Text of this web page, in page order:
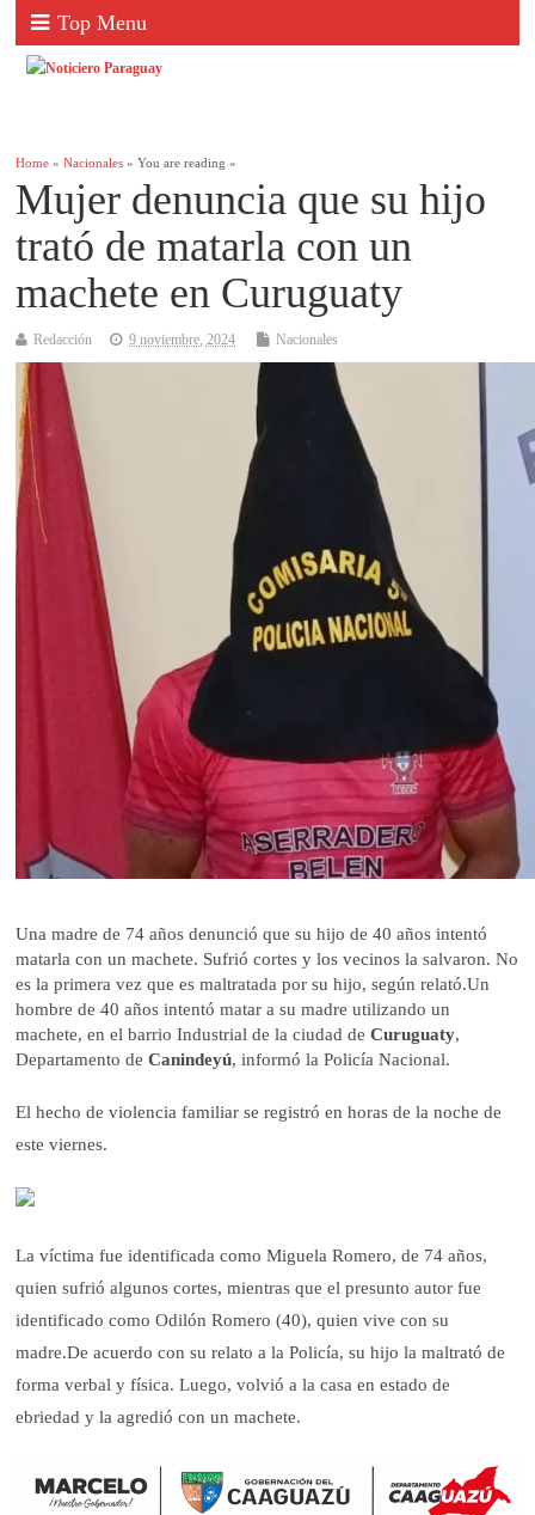
Top Menu
Home »Nacionales » You are reading »
Mujer denuncia que su hijo
trató de matarla con un
machete en Curuguaty
Redacción 9 noviembre, 2024 Nacionales
Una madre de 74 años denunció que su hijo de 40 años intentó
matarla con un machete. Sufrió cortes y los vecinos la salvaron. No
es la primera vez que es maltratada por su hijo, según relató.Un
hombre de 40 años intentó matar a su madre utilizando un
machete, en el barrio Industrial de la ciudad de Curuguaty,
Departamento de Canindeyú, informó la Policía Nacional.
El hecho de violencia familiar se registró en horas de la noche de
este viernes.
La víctima fue identificada como Miguela Romero, de 74 años,
quien sufrió algunos cortes, mientras que el presunto autor fue
identificado como Odilón Romero (40), quien vive con su
madre.De acuerdo con su relato a la Policía, su hijo la maltrató de
forma verbal y física. Luego, volvió a la casa en estado de
ebriedad y la agredió con un machete.